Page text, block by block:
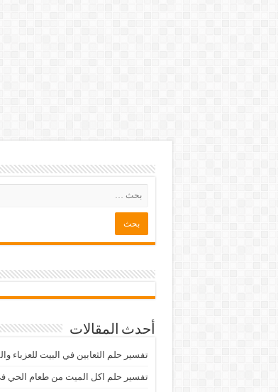
أحدث المقالات
تفسير حلم الثعابين في البيت للعزباء
تفسير حلم اكل الميت من طعام الحي